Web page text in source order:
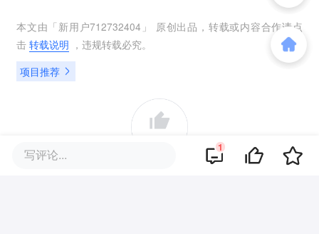
本文由「 新用户712732404 」 原创出品，转载或内容合作请点
击 转载说明 ，违规转载必究。
项目推荐
写评论... 1